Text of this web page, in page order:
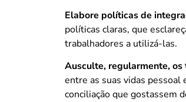
Elabore políticas de
políticas claras, que
trabalhadores a utilizá-las.
Ausculte, regularmente,
entre as suas vidas
conciliação que gostassem